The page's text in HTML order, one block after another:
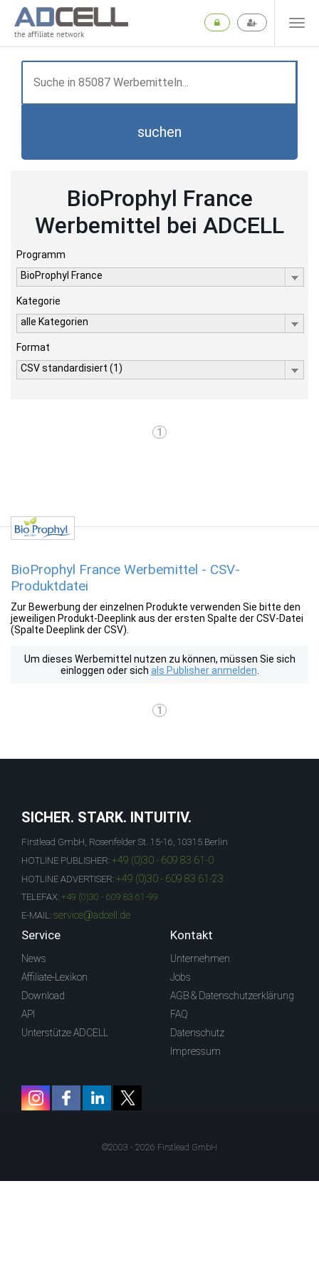
the affiliate network
suchen
BioProphyl France
Werbemittel bei ADCELL
Programm
BioProphyl France
Kategorie
alle Kategorien
Format
CSV standardisiert (1)
1
BioProphyl France Werbemittel - CSV-
Produktdatei
Zur Bewerbung der einzelnen Produkte verwenden Sie bitte den
jeweiligen Produkt-Deeplink aus der ersten Spalte der CSV-Datei
(Spalte Deeplink der CSV).
Um dieses Werbemittel nutzen zu können, müssen Sie sich
einloggen oder sich als Publisher anmelden
1
SICHER. STARK. INTUITIV.
Firstlead GmbH, Rosenfelder St. 15-16, 10315 Berlin
HOTLINE PUBLISHER: +49 (0)30 - 609 83 61-0
HOTLINE ADVERTISER: +49 (0)30 - 609 83 61-23
TELEFAX: +49 (0)30 - 609 83 61-99
E-MAIL: service@adcell.de
Service
News
Affiliate-Lexikon
Download
API
Unterstütze ADCELL
Kontakt
Unternehmen
Jobs
AGB & Datenschutzerklärung
FAQ
Datenschutz
Impressum
©2003 - 2026 Firstlead GmbH